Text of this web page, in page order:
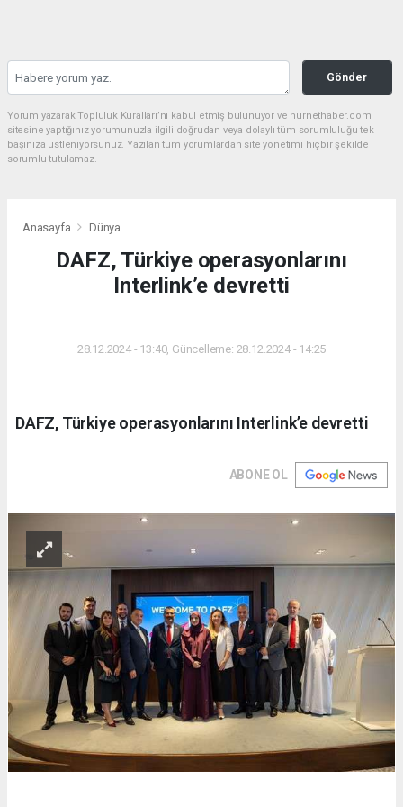
Gönder
Yorum yazarak Topluluk Kuralları’nı kabul etmiş bulunuyor ve hurnethaber.com
sitesine yaptığınız yorumunuzla ilgili doğrudan veya dolaylı tüm sorumluluğu tek
başınıza üstleniyorsunuz. Yazılan tüm yorumlardan site yönetimi hiçbir şekilde
sorumlu tutulamaz.
Anasayfa Dünya
DAFZ, Türkiye operasyonlarını
Interlink’e devretti
28.12.2024 - 13:40, Güncelleme: 28.12.2024 - 14:25
DAFZ, Türkiye operasyonlarını Interlink’e devretti
ABONE OL